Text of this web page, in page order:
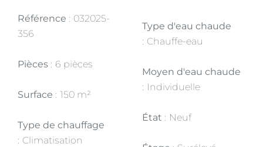
Référence
032025-
356
Pièces 6 pièces
Surface 150 m²
Type de chauffage
Climatisation
Type d'eau chaude
Chauffe-eau
Moyen d'eau chaude
Individuelle
État Neuf